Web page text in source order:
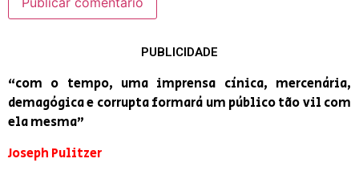
PUBLICIDADE
“com o tempo, uma imprensa cínica, mercenária,
demagógica e corrupta formará um público tão vil com
ela mesma”
Joseph Pulitzer